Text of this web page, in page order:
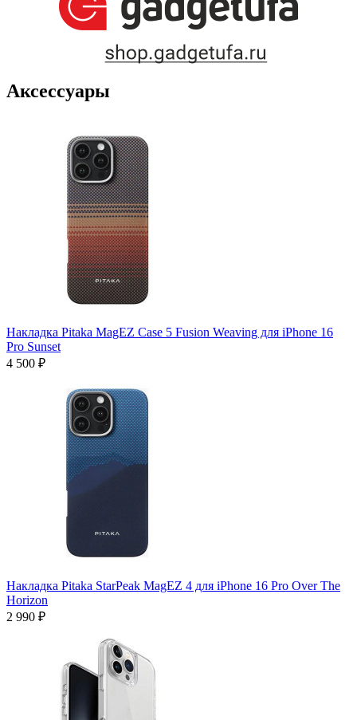
Аксессуары
Накладка Pitaka MagEZ Case 5 Fusion Weaving для iPhone 16
Pro Sunset
4 500 ₽
Накладка Pitaka StarPeak MagEZ 4 для iPhone 16 Pro Over The
Horizon
2 990 ₽